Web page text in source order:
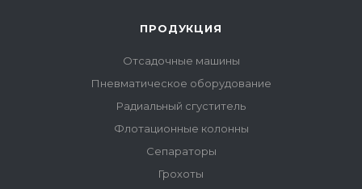
ПРОДУКЦИЯ
Отсадочные машины
Пневматическое оборудование
Радиальный сгуститель
Флотационные колонны
Сепараторы
Грохоты